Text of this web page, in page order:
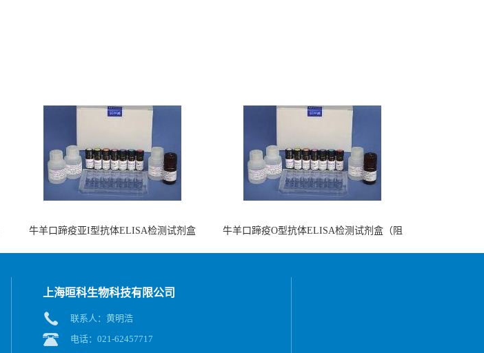
牛羊口蹄疫亚I型抗体ELISA检测试剂盒
牛羊口蹄疫O型抗体ELISA检测试剂盒（阻
上海晅科生物科技有限公司
联系人：黄明浩
电话：021-62457717